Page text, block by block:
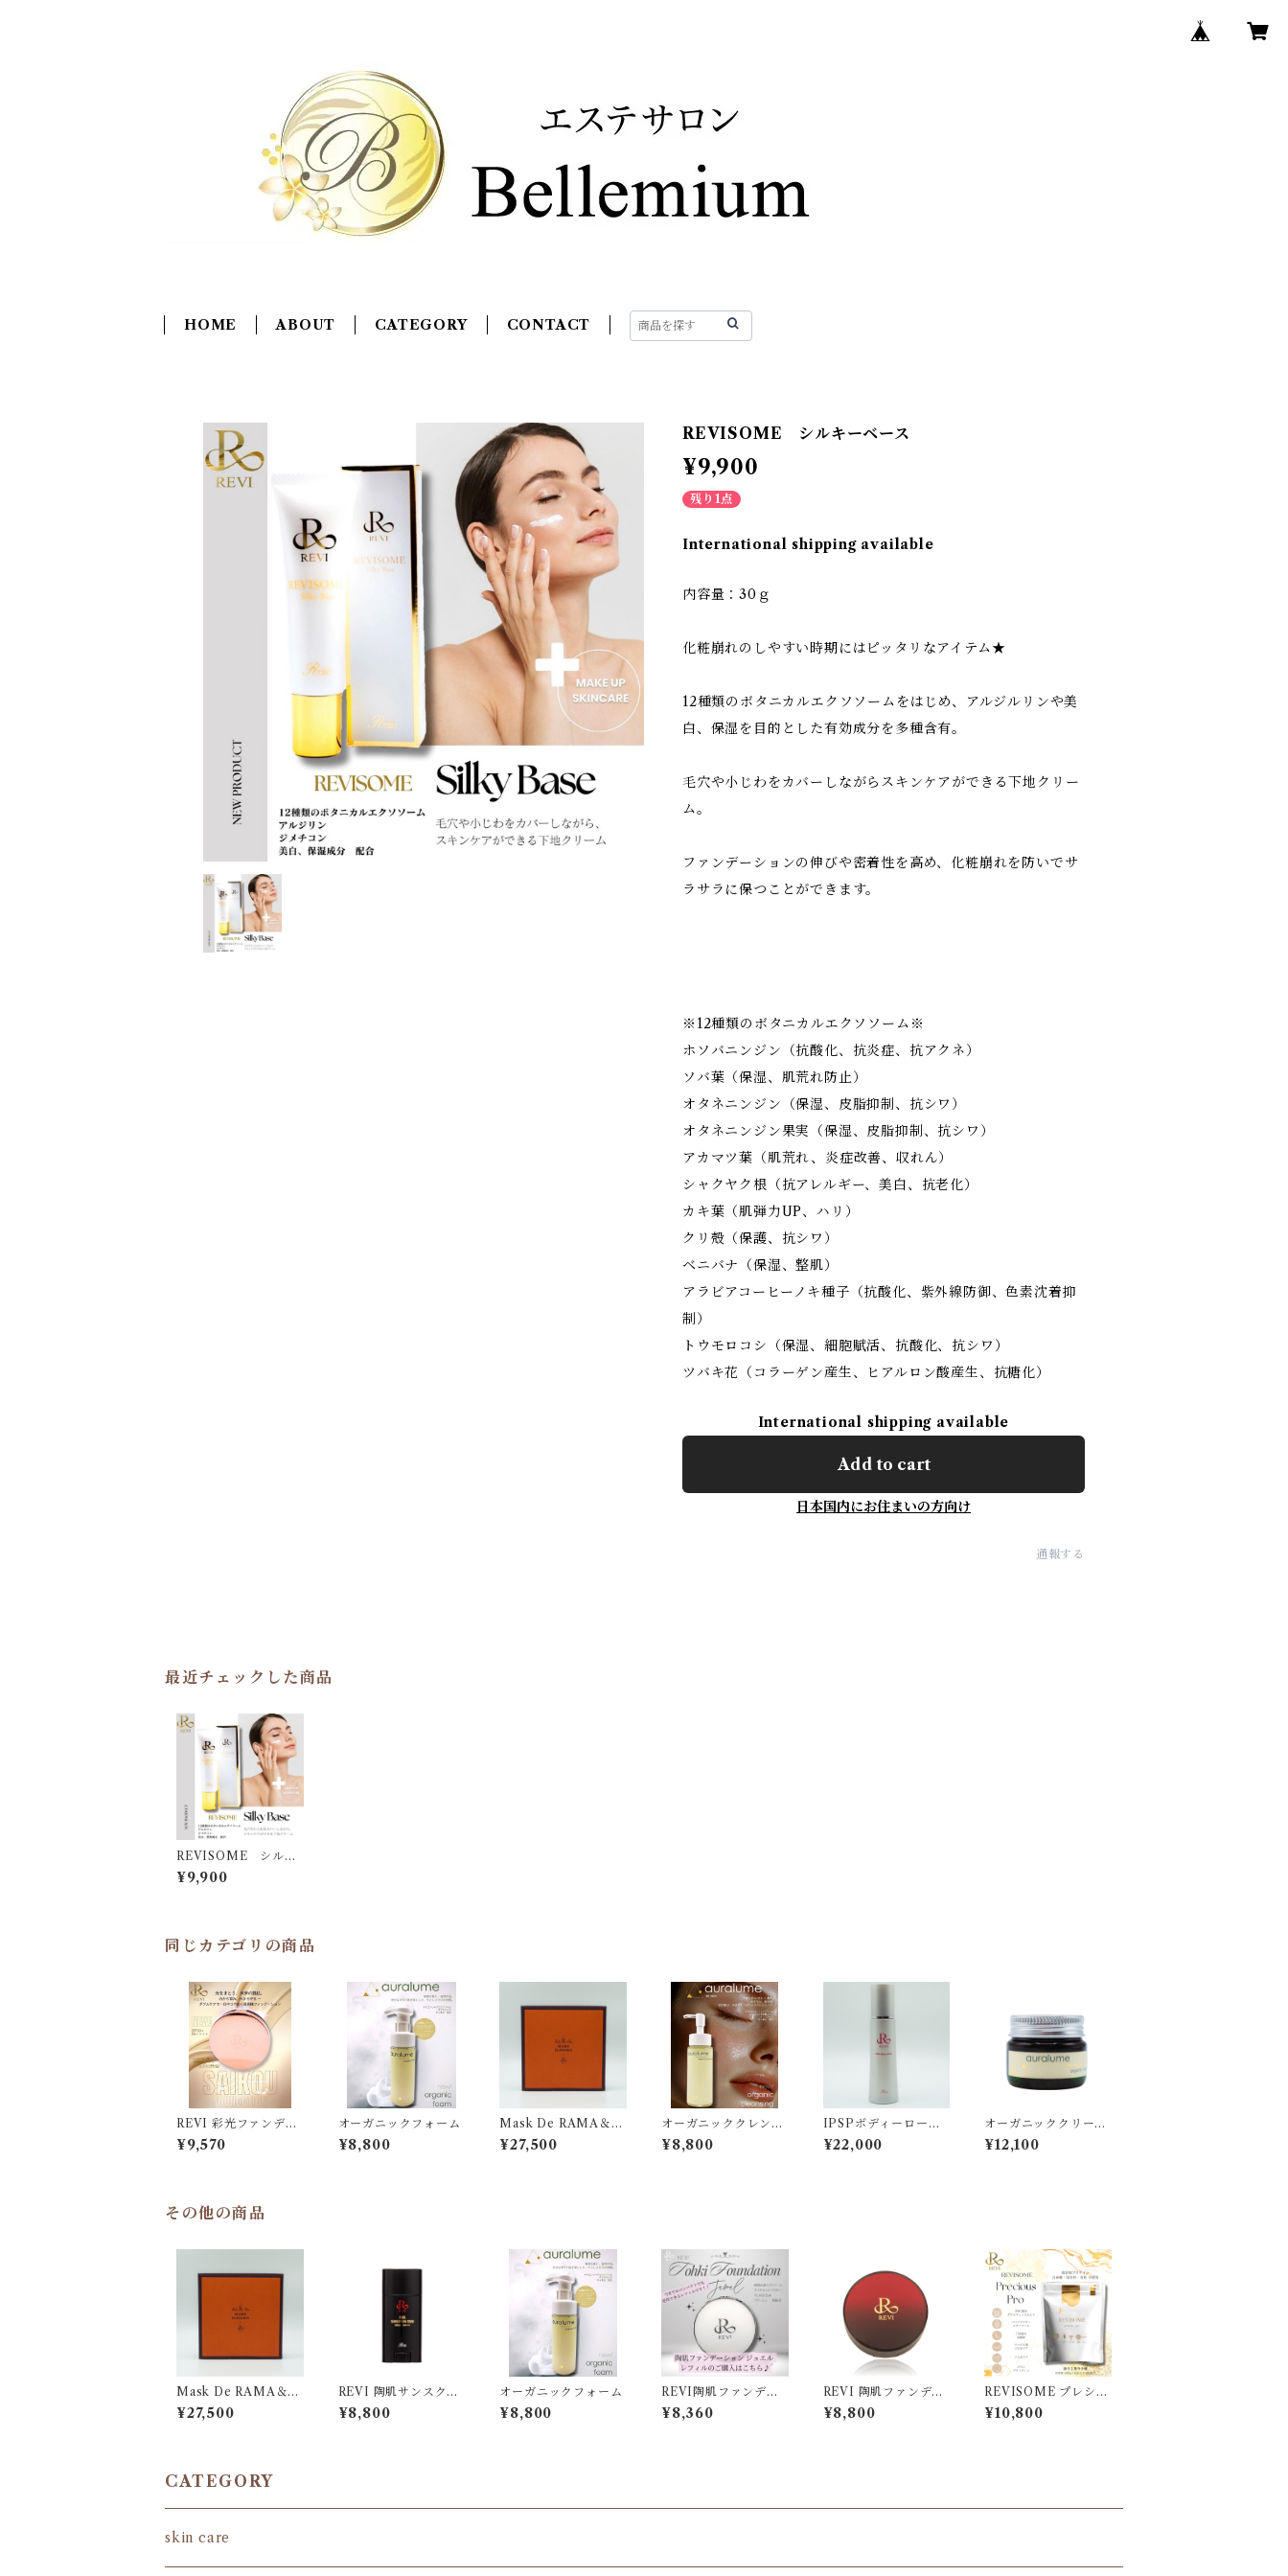
HOME ABOUT CATEGORY CONTACT
REVISOME シルキーベース
¥9,900
残り1点
International shipping available
内容量：30ｇ
化粧崩れのしやすい時期にはピッタリなアイテム★
12種類のボタニカルエクソソームをはじめ、アルジルリンや美
白、保湿を目的とした有効成分を多種含有。
毛穴や小じわをカバーしながらスキンケアができる下地クリー
ム。
ファンデーションの伸びや密着性を高め、化粧崩れを防いでサ
ラサラに保つことができます。
※12種類のボタニカルエクソソーム※
ホソバニンジン（抗酸化、抗炎症、抗アクネ）
ソバ葉（保湿、肌荒れ防止）
オタネニンジン（保湿、皮脂抑制、抗シワ）
オタネニンジン果実（保湿、皮脂抑制、抗シワ）
アカマツ葉（肌荒れ、炎症改善、収れん）
シャクヤク根（抗アレルギー、美白、抗老化）
カキ葉（肌弾力UP、ハリ）
クリ殻（保護、抗シワ）
ベニバナ（保湿、整肌）
アラビアコーヒーノキ種子（抗酸化、紫外線防御、色素沈着抑
制）
トウモロコシ（保湿、細胞賦活、抗酸化、抗シワ）
ツバキ花（コラーゲン産生、ヒアルロン酸産生、抗糖化）
International shipping available
Add to cart
日本国内にお住まいの方向け
通報する
最近チェックした商品
REVISOME シルキ
ーベース
¥9,900
同じカテゴリの商品
REVI 彩光ファンデー
ション
¥9,570
オーガニックフォーム
¥8,800
Mask De RAMA＆R
EVI Cream Wrapp
ing Mask
¥27,500
オーガニッククレンジ
ング
¥8,800
IPSPボディーローシ
ョン
¥22,000
オーガニッククリー
ム 30g
¥12,100
その他の商品
Mask De RAMA＆R
EVI Cream Wrapp
ing Mask
¥27,500
REVI 陶肌サンスクリ
ーンスティック
¥8,800
オーガニックフォーム
¥8,800
REVI陶肌ファンデー
ション ジュエルレフ
ィル
¥8,360
REVI 陶肌ファンデー
ション
¥8,800
REVISOME プレシャ
スプロ ほうじ茶ラテ
味
¥10,800
CATEGORY
skin care